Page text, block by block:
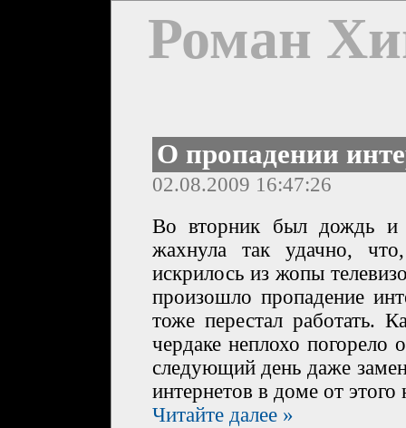
Роман
О пропадении
02.08.2009 16:47:26
Во вторник был дождь и
жахнула так удачно,
искрилось из жопы
произошло пропадение
тоже перестал работать.
чердаке неплохо погорело
следующий день даже
интернетов в доме от этого
Читайте далее »